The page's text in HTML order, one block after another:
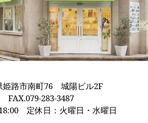
姫路市南町76 城陽ビル2F
FAX.079-283-3487
定休日：火曜日・水曜日